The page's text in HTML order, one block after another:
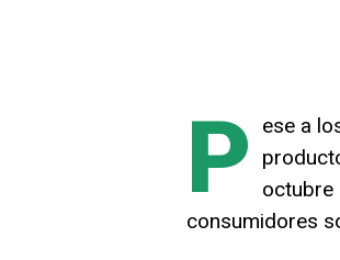
P
ese a
octubre
consumidores